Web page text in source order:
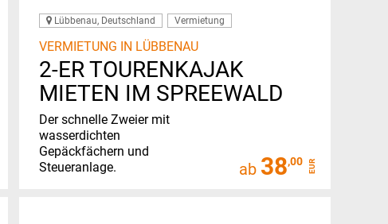
Lübbenau, Deutschland Vermietung
VERMIETUNG IN LÜBBENAU
2-ER TOURENKAJAK
MIETEN IM SPREEWALD
Der schnelle Zweier mit
wasserdichten
Gepäckfächern und
Steueranlage.
ab 38,00 EUR